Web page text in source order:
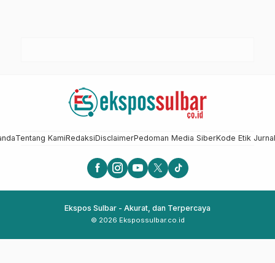
Tentang KamiRedaksiDisclaimerPedoman Media SiberKode Etik
Ekspos Sulbar - Akurat, dan Terpercaya
© 2026 Ekspossulbar.co.id